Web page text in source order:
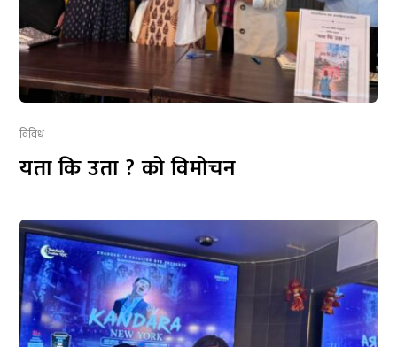
विविध
यता कि उता ? को विमोचन